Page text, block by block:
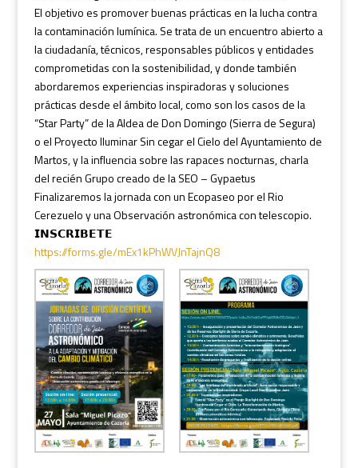
El objetivo es promover buenas prácticas en la lucha contra
la contaminación lumínica. Se trata de un encuentro abierto a
la ciudadanía, técnicos, responsables públicos y entidades
comprometidas con la sostenibilidad, y donde también
abordaremos experiencias inspiradoras y soluciones
prácticas desde el ámbito local, como son los casos de la
“Star Party” de la Aldea de Don Domingo (Sierra de Segura)
o el Proyecto Iluminar Sin cegar el Cielo del Ayuntamiento de
Martos, y la influencia sobre las rapaces nocturnas, charla
del recién Grupo creado de la SEO – Gypaetus
Finalizaremos la jornada con un Ecopaseo por el Rio
Cerezuelo y una Observación astronómica con telescopio.
𝗜𝗡𝗦𝗖𝗥𝗜𝗕𝗘𝗧𝗘
https://forms.gle/mEx1kPhWVJnTajnQ8